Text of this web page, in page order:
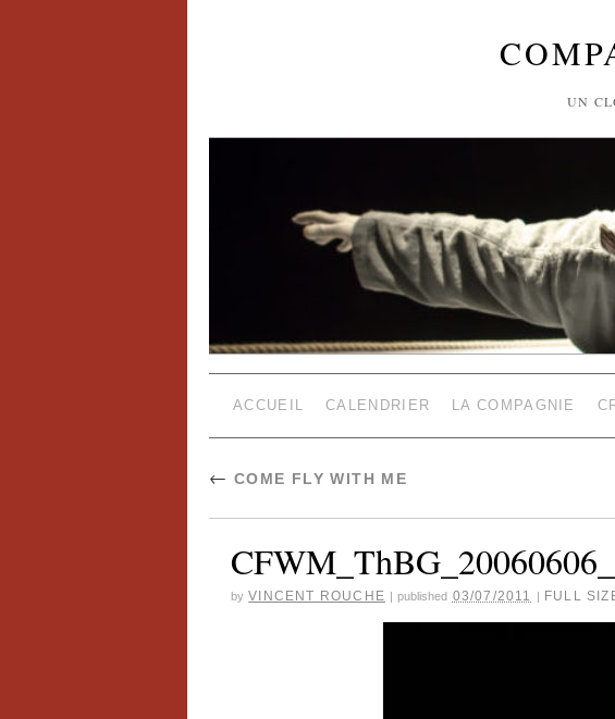
UN
ACCUEIL CALENDRIER LA COMPAGNIE
← COME FLY WITH ME
by VINCENT ROUCHE | published 03/07/2011 | FULL